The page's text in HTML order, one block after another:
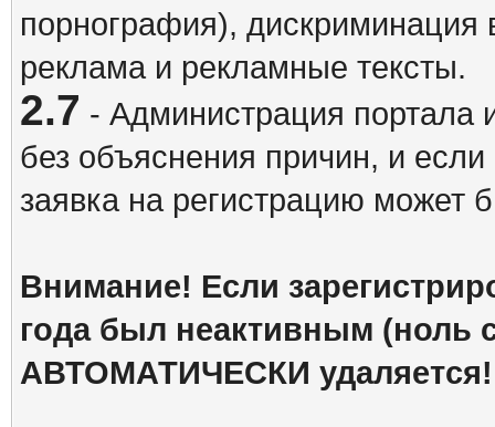
порнография),
реклама и рекламные тексты.
2.7 - Администрация портала
без объяснения причин, и
заявка на регистрацию может
Внимание! Если
года был неактивным (ноль
АВТОМАТИЧЕСКИ удаляется!